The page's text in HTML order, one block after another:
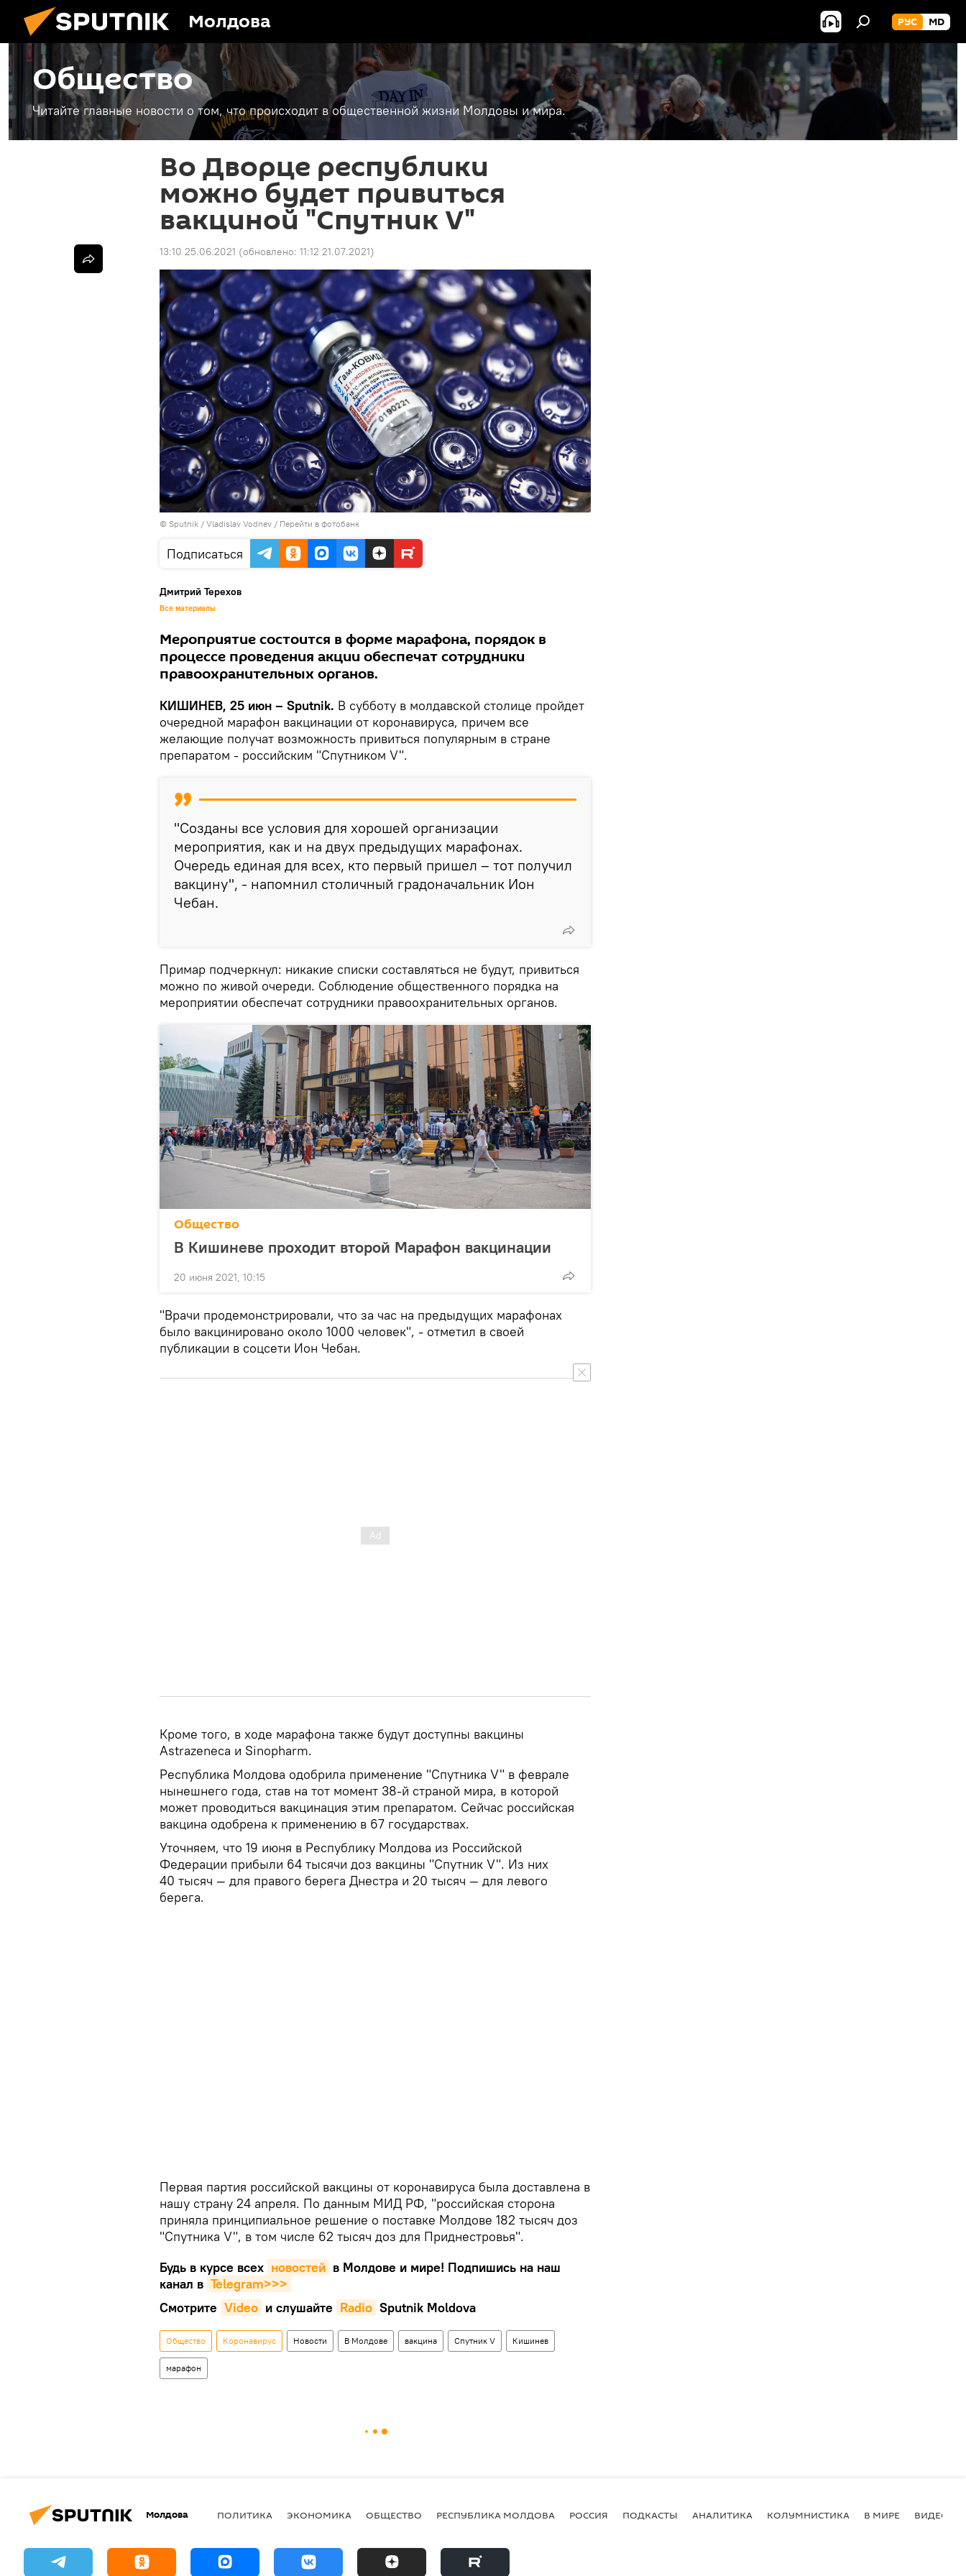
Молдова РУС MD
Общество
Читайте главные новости о том, что происходит в общественной жизни Молдовы и мира.
Во Дворце республики
можно будет привиться
вакциной "Спутник V"
13:10 25.06.2021 (обновлено: 11:12 21.07.2021)
© Sputnik / Vladislav Vodnev / Перейти в фотобанк
Подписаться
Дмитрий Терехов
Все материалы
Мероприятие состоится в форме марафона, порядок в
процессе проведения акции обеспечат сотрудники
правоохранительных органов.
КИШИНЕВ, 25 июн – Sputnik. В субботу в молдавской столице пройдет
очередной марафон вакцинации от коронавируса, причем все
желающие получат возможность привиться популярным в стране
препаратом - российским "Спутником V".
"Созданы все условия для хорошей организации
мероприятия, как и на двух предыдущих марафонах.
Очередь единая для всех, кто первый пришел – тот получил
вакцину", - напомнил столичный градоначальник Ион
Чебан.
Примар подчеркнул: никакие списки составляться не будут, привиться
можно по живой очереди. Соблюдение общественного порядка на
мероприятии обеспечат сотрудники правоохранительных органов.
Общество
В Кишиневе проходит второй Марафон вакцинации
20 июня 2021, 10:15
"Врачи продемонстрировали, что за час на предыдущих марафонах
было вакцинировано около 1000 человек", - отметил в своей
публикации в соцсети Ион Чебан.
Кроме того, в ходе марафона также будут доступны вакцины
Astrazeneca и Sinopharm.
Республика Молдова одобрила применение "Спутника V" в феврале
нынешнего года, став на тот момент 38-й страной мира, в которой
может проводиться вакцинация этим препаратом. Сейчас российская
вакцина одобрена к применению в 67 государствах.
Уточняем, что 19 июня в Республику Молдова из Российской
Федерации прибыли 64 тысячи доз вакцины "Спутник V". Из них
40 тысяч — для правого берега Днестра и 20 тысяч — для левого
берега.
Первая партия российской вакцины от коронавируса была доставлена в
нашу страну 24 апреля. По данным МИД РФ, "российская сторона
приняла принципиальное решение о поставке Молдове 182 тысяч доз
"Спутника V", в том числе 62 тысяч доз для Приднестровья".
Будь в курсе всех новостей в Молдове и мире! Подпишись на наш
канал в Telegram>>>
Смотрите Video и слушайте Radio Sputnik Moldova
Общество Коронавирус Новости В Молдове вакцина Спутник V Кишинев
марафон
Молдова ПОЛИТИКА ЭКОНОМИКА ОБЩЕСТВО РЕСПУБЛИКА МОЛДОВА РОССИЯ ПОДКАСТЫ АНАЛИТИКА КОЛУМНИСТИКА В МИРЕ ВИДЕО